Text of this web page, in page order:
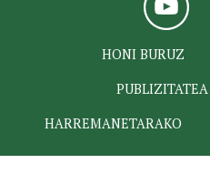
HONI BURUZ
PUBLIZITATEA
HARREMANETARAKO